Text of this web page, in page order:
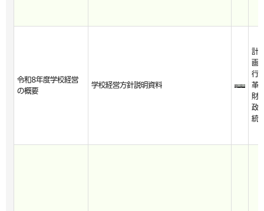
令和8年度学校経営
の概要
学校経営方針説明資料
計
画
行
革
財
政
統